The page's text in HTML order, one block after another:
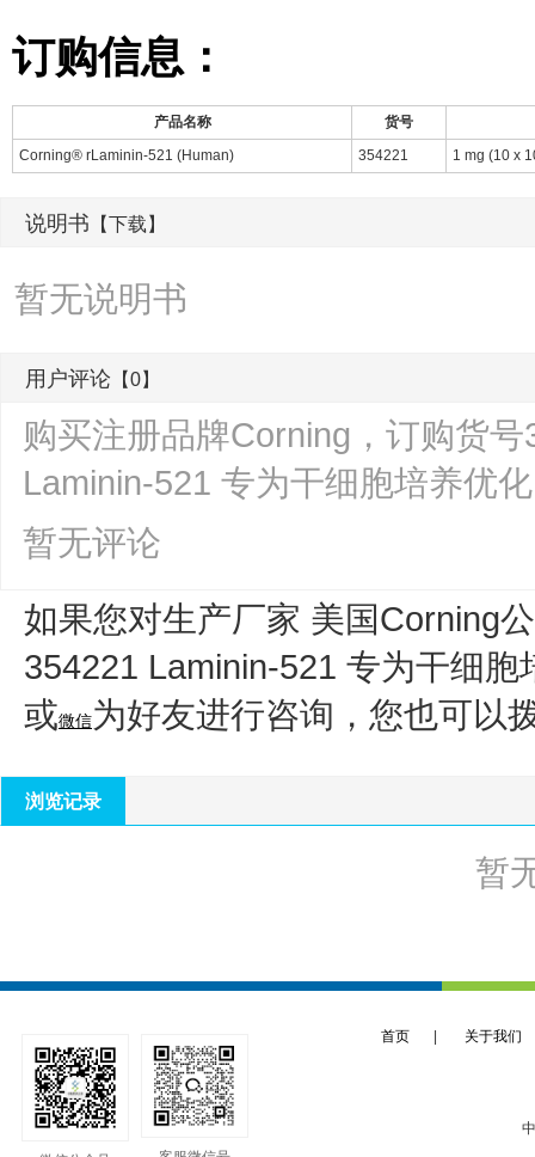
订购信息：
产品名称
货号
Corning® rLaminin-521 (Human)
354221 1 mg (10 x
说明书 【下载】
暂无说明书
用户评论 【0】
购买注册品牌Corning，订购货
Laminin-521 专为干细胞培养优
暂无评论
如果您对生产厂家 美国Corning
354221 Laminin-521 专为干细胞
或微信为好友进行咨询，您也可以
浏览记录
暂
首页 关于我们